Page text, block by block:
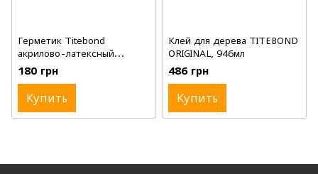
Герметик Titebond
акрилово-латексный
+силикон, Мендаль, 300 ml
180 грн
Купить
Клей для дерева TITEBOND
ORIGINAL, 946мл
486 грн
Купить